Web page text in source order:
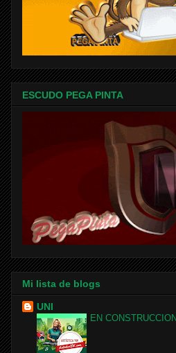
ESCUDO PEGA PINTA
Mi lista de blogs
UNI
EN CONSTRUCCION